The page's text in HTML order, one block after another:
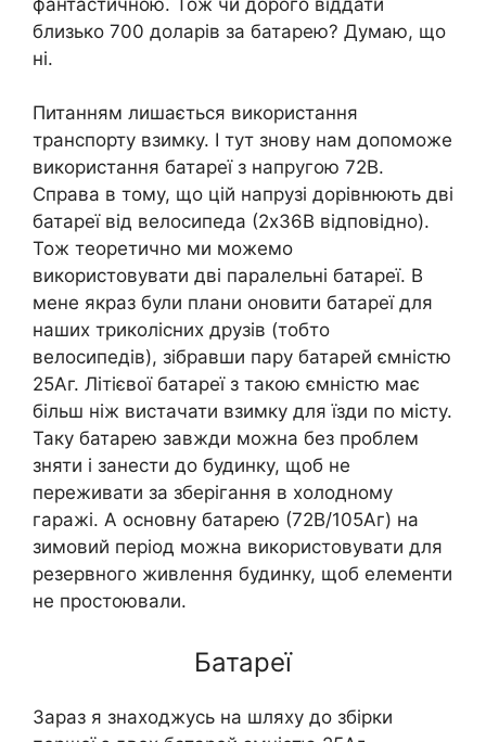
близько 700 доларів за батарею? Думаю, що
ні.
Питанням лишається використання
транспорту взимку. І тут знову нам допоможе
використання батареї з напругою 72В.
Справа в тому, що цій напрузі дорівнюють дві
батареї від велосипеда (2х36В відповідно).
Тож теоретично ми можемо
використовувати дві паралельні батареї. В
мене якраз були плани оновити батареї для
наших триколісних друзів (тобто
велосипедів), зібравши пару батарей ємністю
25Аг. Літієвої батареї з такою ємністю має
більш ніж вистачати взимку для їзди по місту.
Таку батарею завжди можна без проблем
зняти і занести до будинку, щоб не
переживати за зберігання в холодному
гаражі. А основну батарею (72В/105Аг) на
зимовий період можна використовувати для
резервного живлення будинку, щоб елементи
не простоювали.
Батареї
Зараз я знаходжусь на шляху до збірки